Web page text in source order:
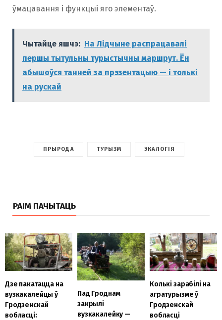
ўмацавання і функцыі яго элементаў.
Чытайце яшчэ: На Лідчыне распрацавалі
першы тытульны турыстычны маршрут. Ён
абышоўся танней за прэзентацыю — і толькі
на рускай
ПРЫРОДА ТУРЫЗМ ЭКАЛОГІЯ
РАІМ ПАЧЫТАЦЬ
Дзе пакатацца на
вузкакалейцы ў
Гродзенскай
вобласці:
Пад Гроднам
закрылі
вузкакалейку —
Колькі зарабілі на
агратурызме ў
Гродзенскай
вобласці